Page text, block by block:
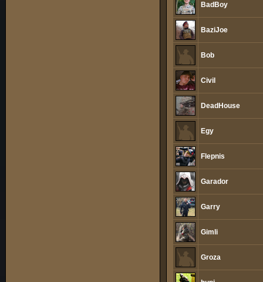
BadBoy
BaziJoe
Bob
Civil
DeadHouse
Egy
Flepnis
Garador
Garry
Gimli
Groza